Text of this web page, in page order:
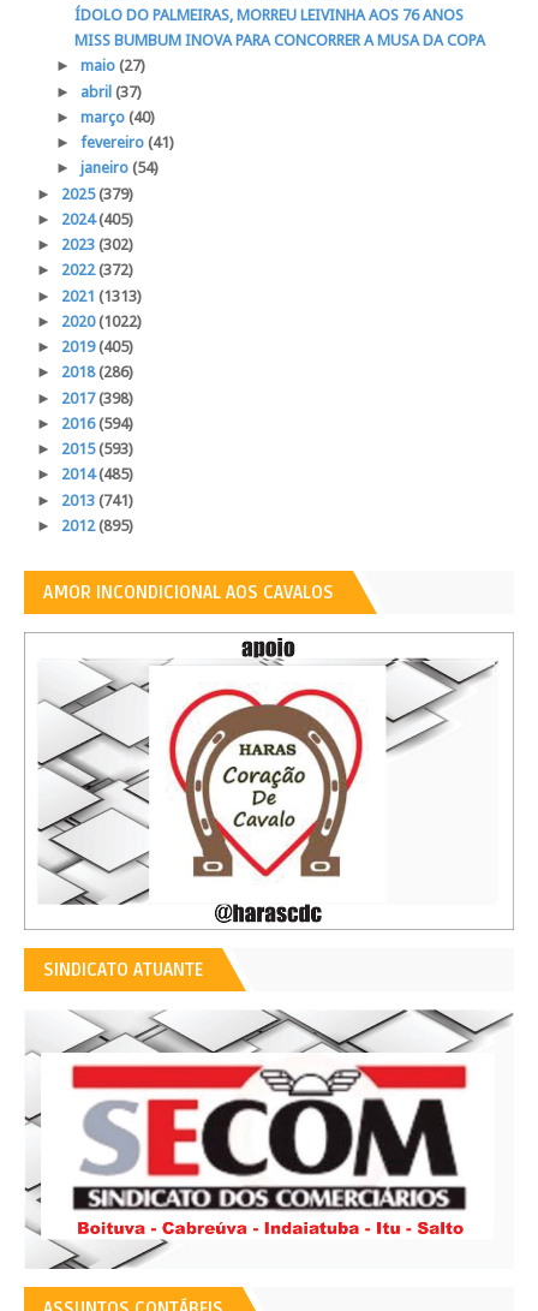
ÍDOLO DO PALMEIRAS, MORREU LEIVINHA AOS 76 ANOS
MISS BUMBUM INOVA PARA CONCORRER A MUSA DA COPA
► maio (27)
► abril (37)
► março (40)
► fevereiro (41)
► janeiro (54)
► 2025(379)
► 2024(405)
► 2023 (302)
► 2022(372)
► 2021 (1313)
► 2020(1022)
► 2019(405)
► 2018(286)
► 2017(398)
► 2016(594)
► 2015(593)
► 2014(485)
► 2013 (741)
► 2012(895)
AMOR INCONDICIONAL AOS CAVALOS
SINDICATO ATUANTE